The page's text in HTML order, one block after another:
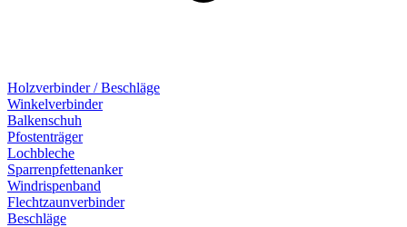
Holzverbinder / Beschläge
Winkelverbinder
Balkenschuh
Pfostenträger
Lochbleche
Sparrenpfettenanker
Windrispenband
Flechtzaunverbinder
Beschläge